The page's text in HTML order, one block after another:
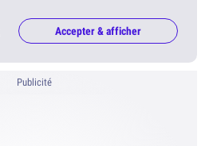
Accepter & afficher
Publicité